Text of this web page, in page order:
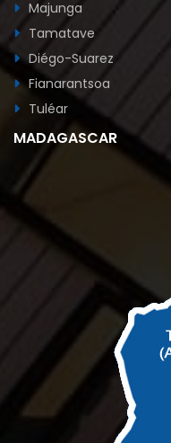
Majunga
Tamatave
Diégo-Suarez
Fianarantsoa
Tuléar
MADAGASCAR